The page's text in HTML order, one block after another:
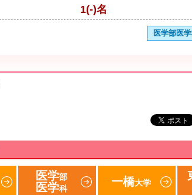
1(-)名
医学部医
医学部
医学科
一橋大学